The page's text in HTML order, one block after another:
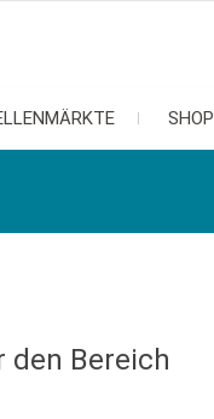
SHOP
Bereich